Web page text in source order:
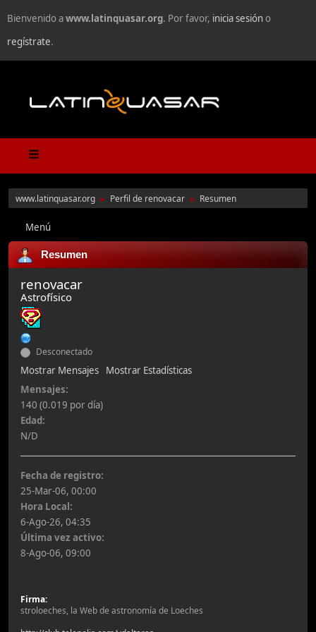
Bienvenido awww.latinquasar.org. Por favor, inicia sesióno
regístrate.
www.latinquasar.org ► Perfil de renovacar ► Resumen
Menú
Resumen
renovacar
Astrofísico
Desconectado
Mostrar Mensajes
Mostrar Estadísticas
Mensajes:
140 (0.019 por día)
Edad:
N/D
Fecha de registro:
25-Mar-06, 00:00
Hora Local:
6-Ago-26, 04:35
Última vez activo:
8-Ago-06, 09:00
Firma:
stroloeches, la Web de astronomía de Loeches